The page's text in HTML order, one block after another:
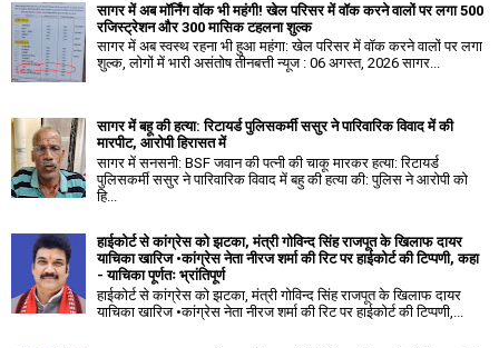
सागर में अब मॉर्निंग वॉक भी महंगी! खेल परिसर में वॉक करने वालों पर लगा ₹500
रजिस्ट्रेशन और ₹300 मासिक टहलना शुल्क
सागर में अब स्वस्थ रहना भी हुआ महंगा: खेल परिसर में वॉक करने वालों पर लगा
शुल्क, लोगों में भारी असंतोष तीनबत्ती न्यूज : 06 अगस्त, 2026 सागर...
सागर में बहू की हत्या: रिटायर्ड पुलिसकर्मी ससुर ने पारिवारिक विवाद में की
मारपीट, आरोपी हिरासत में
सागर में सनसनी: BSF जवान की पत्नी की चाकू मारकर हत्या: रिटायर्ड
पुलिसकर्मी ससुर ने पारिवारिक विवाद में बहु की हत्या की: पुलिस ने आरोपी को
हि...
हाईकोर्ट से कांग्रेस को झटका, मंत्री गोविन्द सिंह राजपूत के खिलाफ दायर
याचिका खारिज •कांग्रेस नेता नीरज शर्मा की रिट पर हाईकोर्ट की टिप्पणी, कहा
- याचिका पूर्णतः भ्रांतिपूर्ण
हाईकोर्ट से कांग्रेस को झटका, मंत्री गोविन्द सिंह राजपूत के खिलाफ दायर
याचिका खारिज •कांग्रेस नेता नीरज शर्मा की रिट पर हाईकोर्ट की टिप्पणी,...